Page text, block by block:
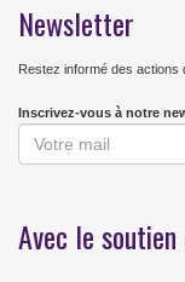
Newsletter
Restez informé des actions
Inscrivez-vous à notre
Avec le soutien